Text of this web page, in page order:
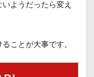
ようだったら変え
ことが大事です。